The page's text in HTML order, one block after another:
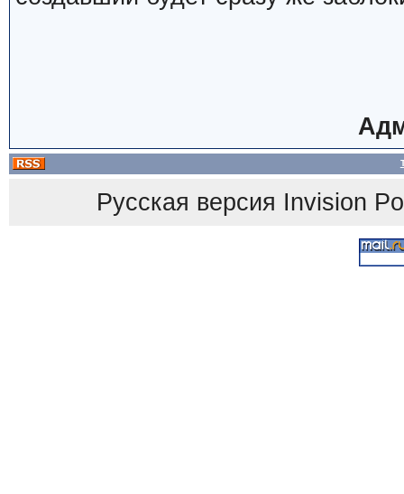
Русская версия Invision